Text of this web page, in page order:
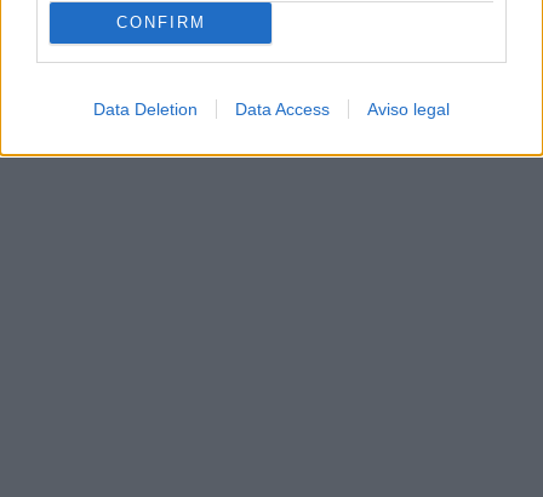
CONFIRM
Data Deletion Data Access Aviso legal